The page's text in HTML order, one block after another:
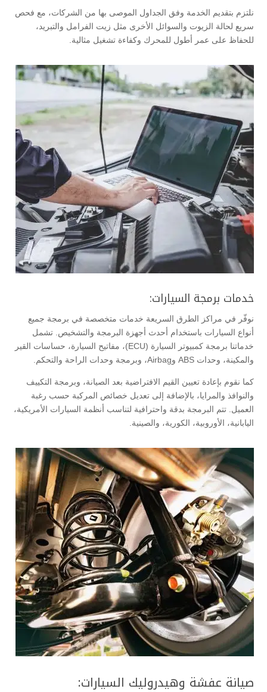
نلتزم بتقديم الخدمة وفق الجداول الموصى بها من الشركات، مع فحص
سريع لحالة الزيوت والسوائل الأخرى مثل زيت الفرامل والتبريد،
للحفاظ على عمر أطول للمحرك وكفاءة تشغيل مثالية.
خدمات برمجة السيارات:
نوفّر في مراكز الطرق السريعة خدمات متخصصة في برمجة جميع
أنواع السيارات باستخدام أحدث أجهزة البرمجة والتشخيص. تشمل
خدماتنا برمجة كمبيوتر السيارة (ECU)، مفاتيح السيارة، حساسات القير
والمكينة، وحدات ABS وAirbag، وبرمجة وحدات الراحة والتحكم.
كما نقوم بإعادة تعيين القيم الافتراضية بعد الصيانة، وبرمجة التكييف
والنوافذ والمرايا، بالإضافة إلى تعديل خصائص المركبة حسب رغبة
العميل. تتم البرمجة بدقة واحترافية لتناسب أنظمة السيارات الأمريكية،
اليابانية، الأوروبية، الكورية، والصينية.
صيانة عفشة وهيدروليك السيارات: